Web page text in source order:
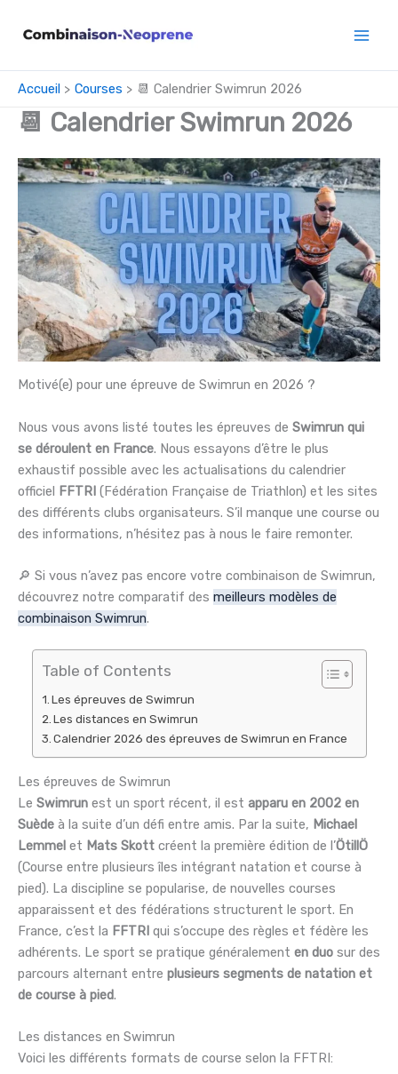
Accueil Courses 📆 Calendrier Swimrun 2026
📆 Calendrier Swimrun 2026
Motivé(e) pour une épreuve de Swimrun en 2026 ?
Nous vous avons listé toutes les épreuves de Swimrun qui
se déroulent en France. Nous essayons d’être le plus
exhaustif possible avec les actualisations du calendrier
officiel FFTRI (Fédération Française de Triathlon) et les sites
des différents clubs organisateurs. S’il manque une course ou
des informations, n’hésitez pas à nous le faire remonter.
🔎 Si vous n’avez pas encore votre combinaison de Swimrun,
découvrez notre comparatif des meilleurs modèles de
combinaison Swimrun.
Table of Contents
Les épreuves de Swimrun
Les distances en Swimrun
Calendrier 2026 des épreuves de Swimrun en France
Les épreuves de Swimrun
Le Swimrun est un sport récent, il est apparu en 2002 en
Suède à la suite d’un défi entre amis. Par la suite, Michael
Lemmel et Mats Skott créent la première édition de l’ÖtillÖ
(Course entre plusieurs îles intégrant natation et course à
pied). La discipline se popularise, de nouvelles courses
apparaissent et des fédérations structurent le sport. En
France, c’est la FFTRI qui s’occupe des règles et fédère les
adhérents. Le sport se pratique généralement en duo sur des
parcours alternant entre plusieurs segments de natation et
de course à pied.
Les distances en Swimrun
Voici les différents formats de course selon la FFTRI:
✨ SOLDES : -50% chez I-run ✨